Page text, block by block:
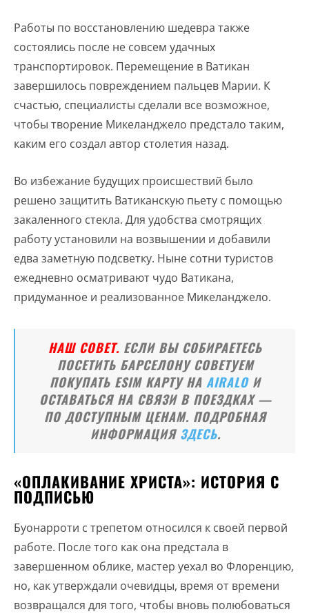
Работы по восстановлению шедевра также
состоялись после не совсем удачных
транспортировок. Перемещение в Ватикан
завершилось повреждением пальцев Марии. К
счастью, специалисты сделали все возможное,
чтобы творение Микеланджело предстало таким,
каким его создал автор столетия назад.
Во избежание будущих происшествий было
решено защитить Ватиканскую пьету с помощью
закаленного стекла. Для удобства смотрящих
работу установили на возвышении и добавили
едва заметную подсветку. Ныне сотни туристов
ежедневно осматривают чудо Ватикана,
придуманное и реализованное Микеланджело.
НАШ СОВЕТ. ЕСЛИ ВЫ СОБИРАЕТЕСЬ
ПОСЕТИТЬ БАРСЕЛОНУ СОВЕТУЕМ
ПОКУПАТЬ ESIM КАРТУ НА AIRALO И
ОСТАВАТЬСЯ НА СВЯЗИ В ПОЕЗДКАХ —
ПО ДОСТУПНЫМ ЦЕНАМ. ПОДРОБНАЯ
ИНФОРМАЦИЯЗДЕСЬ.
«ОПЛАКИВАНИЕ ХРИСТА»: ИСТОРИЯ С
ПОДПИСЬЮ
Буонарроти с трепетом относился к своей первой
работе. После того как она предстала в
завершенном облике, мастер уехал во Флоренцию,
но, как утверждали очевидцы, время от времени
возвращался для того, чтобы вновь полюбоваться